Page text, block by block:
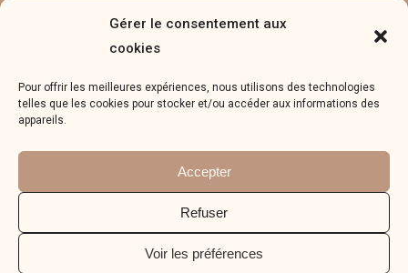
Gérer le consentement aux
cookies
Pour offrir les meilleures expériences, nous utilisons des technologies
telles que les cookies pour stocker et/ou accéder aux informations des
appareils.
Accepter
Refuser
Voir les préférences
Politique de confidentialité